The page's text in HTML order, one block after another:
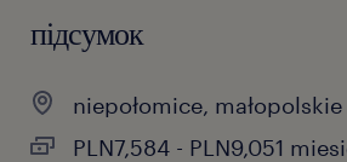
підсумок
niepołomice, małopolskie
PLN7,584 - PLN9,051